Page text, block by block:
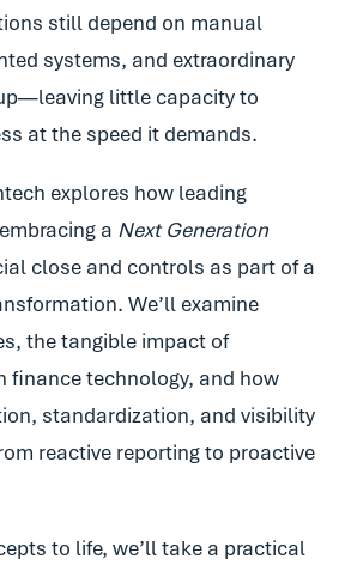
still depend on manual
systems, and extraordinary
little capacity to
at the speed it demands.
explores how leading
a Next Generation
close and controls as part of a
We’ll examine
the tangible impact of
finance technology, and how
standardization, and visibility
reactive reporting to proactive
to life, we’ll take a practical